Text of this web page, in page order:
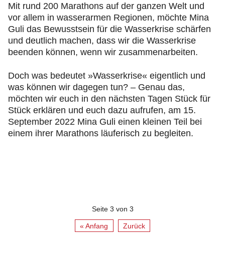
Mit rund 200 Marathons auf der ganzen Welt und
vor allem in wasserarmen Regionen, möchte Mina
Guli das Bewusstsein für die Wasserkrise schärfen
und deutlich machen, dass wir die Wasserkrise
beenden können, wenn wir zusammenarbeiten.
Doch was bedeutet »Wasserkrise« eigentlich und
was können wir dagegen tun? – Genau das,
möchten wir euch in den nächsten Tagen Stück für
Stück erklären und euch dazu aufrufen, am 15.
September 2022 Mina Guli einen kleinen Teil bei
einem ihrer Marathons läuferisch zu begleiten.
Seite 3 von 3
« Anfang Zurück